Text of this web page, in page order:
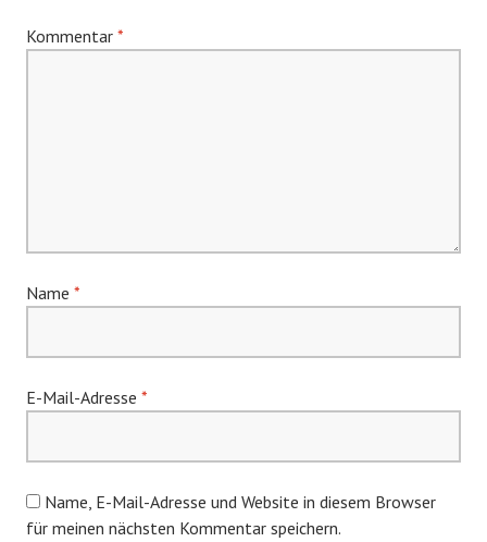
Kommentar *
Name *
E-Mail-Adresse *
Name, E-Mail-Adresse und Website in diesem Browser
für meinen nächsten Kommentar speichern.